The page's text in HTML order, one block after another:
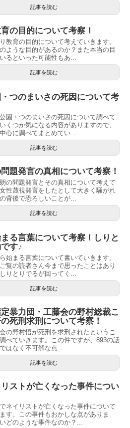
記事を読む
の目的について考察！
教育の目的について考えていきます。
ような目的があるのか？また本当の目
るといった可能性もあ...
記事を読む
つのまいさの死因について考
園・つのまいさの死因について調べて
くつか気になる内容がありますので、
心に調べてまとめてい...
記事を読む
題発言の真相について考察！
の問題発言とその真相について考えて
性蔑視発言をしたとして大きく騒がれ
背後で恐ろしいことが...
記事を読む
る言葉について考察！しりと
す♪
始まる言葉について書いていきます。
覧の読者さん今まで思ったことはあり
りとりでるが回ってく...
記事を読む
暴力団・工藤会の野村総裁こ
死刑求刑について考察！
の野村悟が死刑を求刑されたというこ
べていきます。この件ですが、893の話
はなく不可解な点...
記事を読む
リストが亡くなった事件につい
ネイリストが亡くなった事件について
す。この事件もおかしな点がありま
どのような事件なのか？...